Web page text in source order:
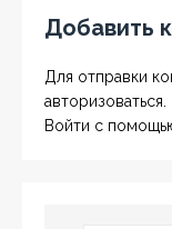
Добавить
Для отправки
авторизоваться
Войти с